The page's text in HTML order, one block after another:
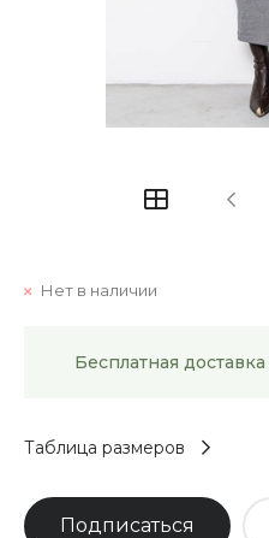
Нет в наличии
Бесплатная доставка
Таблица размеров
Подписаться